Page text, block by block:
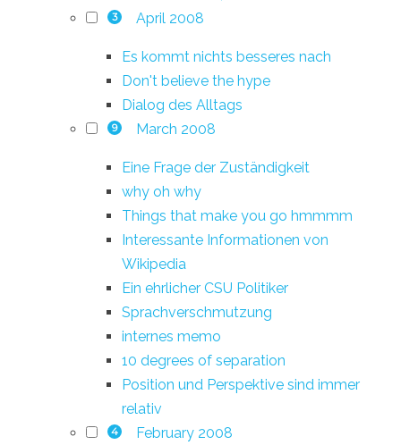
3 April 2008
Es kommt nichts besseres nach
Don't believe the hype
Dialog des Alltags
9 March 2008
Eine Frage der Zuständigkeit
why oh why
Things that make you go hmmmm
Interessante Informationen von
Wikipedia
Ein ehrlicher CSU Politiker
Sprachverschmutzung
internes memo
10 degrees of separation
Position und Perspektive sind immer
relativ
4 February 2008